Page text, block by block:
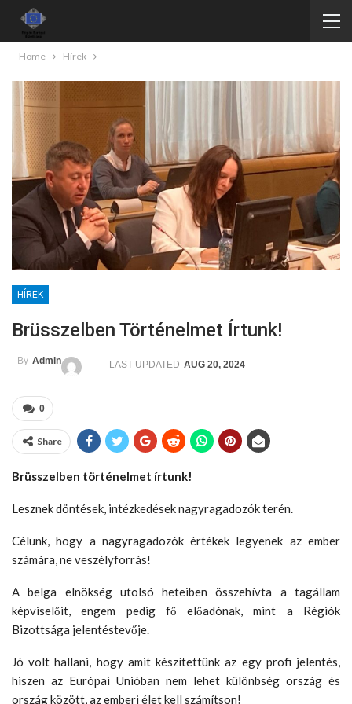
Home Hírek
HÍREK
Brüsszelben Történelmet Írtunk!
By Admin LAST UPDATED AUG 20, 2024
0
Share
Brüsszelben történelmet írtunk!
Lesznek döntések, intézkedések nagyragadozók terén.
Célunk, hogy a nagyragadozók értékek legyenek az ember
számára, ne veszélyforrás!
A belga elnökség utolsó heteiben összehívta a tagállam
képviselőit, engem pedig fő előadónak, mint a Régiók
Bizottsága jelentéstevője.
Jó volt hallani, hogy amit készítettünk az egy profi jelentés,
hiszen az Európai Unióban nem lehet különbség ország és
ország között, az emberi élet kell számítson!